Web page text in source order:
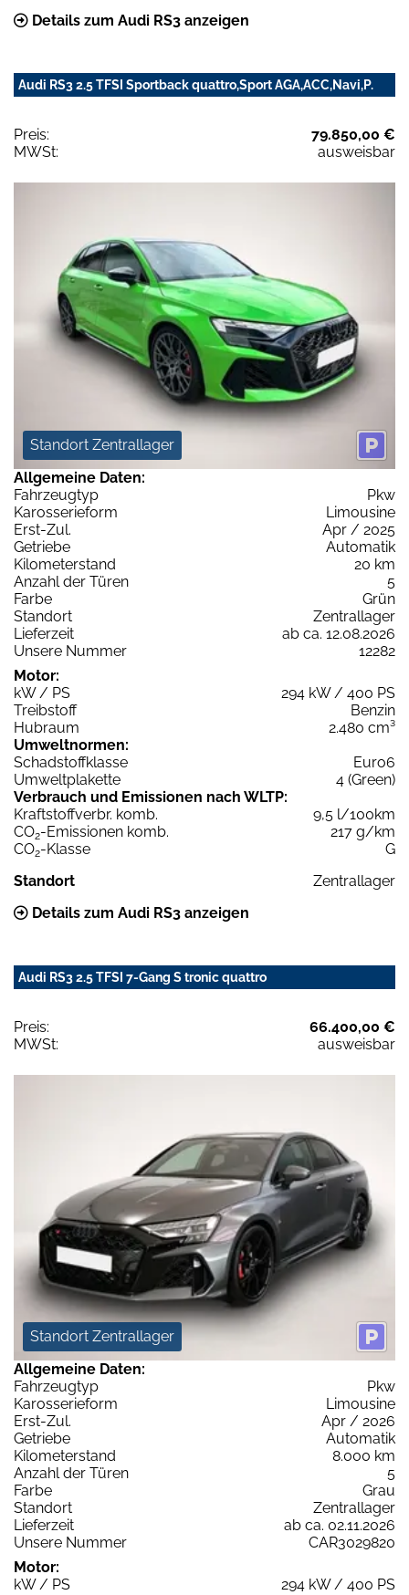
Details zum Audi RS3 anzeigen
Audi RS3 2.5 TFSI Sportback quattro,Sport AGA,ACC,Navi,P.
Preis:
79.850,00 €
MWSt:
ausweisbar
Standort Zentrallager
Allgemeine Daten:
Fahrzeugtyp
Pkw
Karosserieform
Limousine
Erst-Zul.
Apr / 2025
Getriebe
Automatik
Kilometerstand
20 km
Anzahl der Türen
5
Farbe
Grün
Standort
Zentrallager
Lieferzeit
ab ca. 12.08.2026
Unsere Nummer
12282
Motor:
kW / PS
294 kW / 400 PS
Treibstoff
Benzin
Hubraum
2.480 cm³
Umweltnormen:
Schadstoffklasse
Euro6
Umweltplakette
4 (Green)
Verbrauch und Emissionen nach WLTP:
Kraftstoffverbr. komb.
9,5 l/100km
CO2-Emissionen komb.
217 g/km
CO2-Klasse
G
Standort
Zentrallager
Details zum Audi RS3 anzeigen
Audi RS3 2.5 TFSI 7-Gang S tronic quattro
Preis:
66.400,00 €
MWSt:
ausweisbar
Standort Zentrallager
Allgemeine Daten:
Fahrzeugtyp
Pkw
Karosserieform
Limousine
Erst-Zul.
Apr / 2026
Getriebe
Automatik
Kilometerstand
8.000 km
Anzahl der Türen
5
Farbe
Grau
Standort
Zentrallager
Lieferzeit
ab ca. 02.11.2026
Unsere Nummer
CAR3029820
Motor:
kW / PS
294 kW / 400 PS